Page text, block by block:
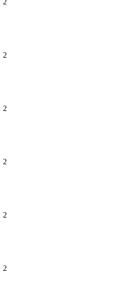
2
2
2
2
2